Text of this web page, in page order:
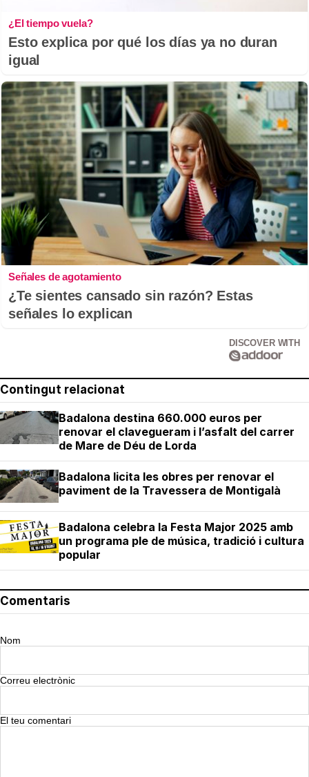
¿El tiempo vuela?
Esto explica por qué los días ya no duran
igual
Señales de agotamiento
¿Te sientes cansado sin razón? Estas
señales lo explican
DISCOVER WITH
Contingut relacionat
Badalona destina 660.000 euros per
renovar el clavegueram i l’asfalt del carrer
de Mare de Déu de Lorda
Badalona licita les obres per renovar el
paviment de la Travessera de Montigalà
Badalona celebra la Festa Major 2025 amb
un programa ple de música, tradició i cultura
popular
Comentaris
Nom
Correu electrònic
El teu comentari